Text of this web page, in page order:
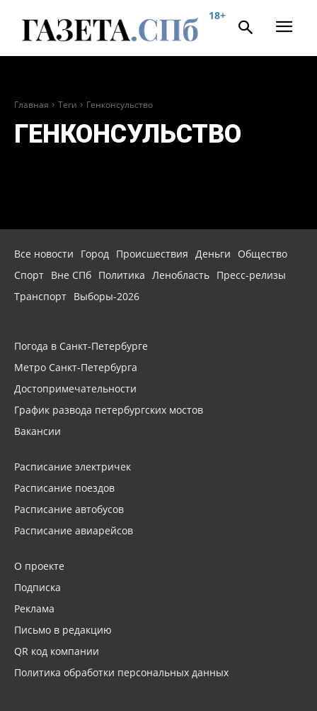
18+
Главная Теги Генконсульство
ГЕНКОНСУЛЬСТВО
Все новости Город Происшествия Деньги
Общество
Спорт Вне СПб Политика Ленобласть Пресс-релизы
Транспорт Выборы-2026
Погода в Санкт-Петербурге
Метро Санкт-Петербурга
Достопримечательности
График развода петербургских мостов
Вакансии
Расписание электричек
Расписание поездов
Расписание автобусов
Расписание авиарейсов
О проекте
Подписка
Реклама
Письмо в редакцию
QR код компании
Политика обработки персональных данных